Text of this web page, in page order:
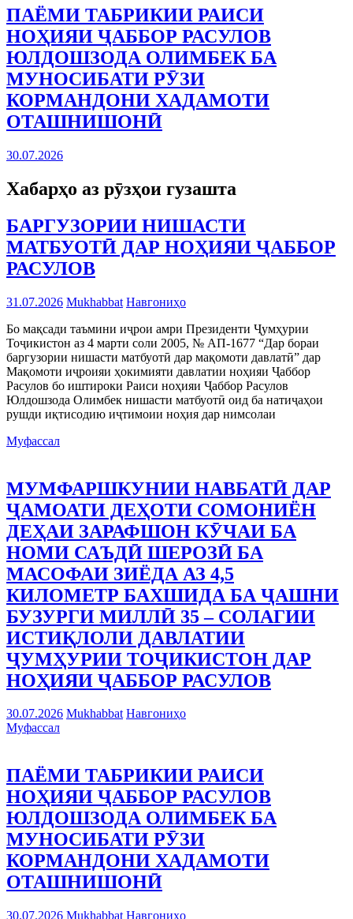
ПАЁМИ ТАБРИКИИ РАИСИ
НОҲИЯИ ҶАББОР РАСУЛОВ
ЮЛДОШЗОДА ОЛИМБЕК БА
МУНОСИБАТИ РӮЗИ
КОРМАНДОНИ ХАДАМОТИ
ОТАШНИШОНӢ
30.07.2026
Хабарҳо аз рӯзҳои гузашта
БАРГУЗОРИИ НИШАСТИ
МАТБУОТӢ ДАР НОҲИЯИ ҶАББОР
РАСУЛОВ
31.07.2026 Mukhabbat Навгониҳо
Бо мақсади таъмини иҷрои амри Президенти Ҷумҳурии
Тоҷикистон аз 4 марти соли 2005, № АП-1677 “Дар бораи
баргузории нишасти матбуотӣ дар мақомоти давлатӣ” дар
Мақомоти иҷроияи ҳокимияти давлатии ноҳияи Ҷаббор
Расулов бо иштироки Раиси ноҳияи Ҷаббор Расулов
Юлдошзода Олимбек нишасти матбуотӣ оид ба натиҷаҳои
рушди иқтисодию иҷтимоии ноҳия дар нимсолаи
Муфассал
МУМФАРШКУНИИ НАВБАТӢ ДАР
ҶАМОАТИ ДЕҲОТИ СОМОНИЁН
ДЕҲАИ ЗАРАФШОН КӮЧАИ БА
НОМИ САЪДӢ ШЕРОЗӢ БА
МАСОФАИ ЗИЁДА АЗ 4,5
КИЛОМЕТР БАХШИДА БА ҶАШНИ
БУЗУРГИ МИЛЛӢ 35 – СОЛАГИИ
ИСТИҚЛОЛИ ДАВЛАТИИ
ҶУМҲУРИИ ТОҶИКИСТОН ДАР
НОҲИЯИ ҶАББОР РАСУЛОВ
30.07.2026 Mukhabbat Навгониҳо
Муфассал
ПАЁМИ ТАБРИКИИ РАИСИ
НОҲИЯИ ҶАББОР РАСУЛОВ
ЮЛДОШЗОДА ОЛИМБЕК БА
МУНОСИБАТИ РӮЗИ
КОРМАНДОНИ ХАДАМОТИ
ОТАШНИШОНӢ
30.07.2026 Mukhabbat Навгониҳо